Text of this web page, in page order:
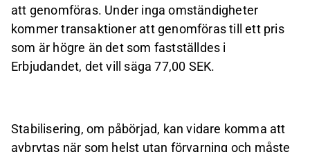
att genomföras. Under inga omständigheter
kommer transaktioner att genomföras till ett pris
som är högre än det som fastställdes i
Erbjudandet, det vill säga 77,00 SEK.
Stabilisering, om påbörjad, kan vidare komma att
avbrytas när som helst utan förvarning och måste